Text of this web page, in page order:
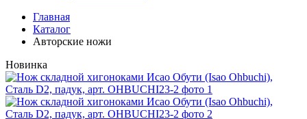
Главная
Каталог
Авторские ножи
Новинка